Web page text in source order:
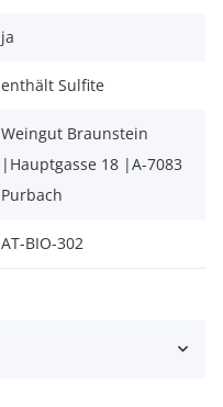
ja
enthält Sulfite
Weingut Braunstein
|Hauptgasse 18 |A-7083
Purbach
AT-BIO-302